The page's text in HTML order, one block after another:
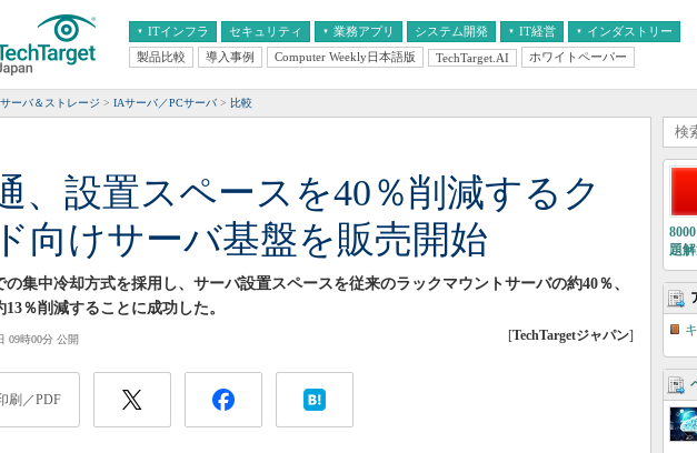
ITインフラ セキュリティ 業務アプリ
エンタープライズAI
ERP
情報系システム
システム開発 IT経営
経営とIT
インダストリー
医療IT
製品比較 導入事例 Computer Weekly日本語版 TechTarget.AI ホワイトペーパー
サーバ＆ストレージ IAサーバ／PCサーバ 比較
、設置スペースを40％削減するク
向けサーバ基盤を販売開始
の集中冷却方式を採用し、サーバ設置スペースを従来のラックマウントサーバの約40％、
％削減することに成功した。
09時00分 公開 [TechTargetジャパン]
刷／PDF
題